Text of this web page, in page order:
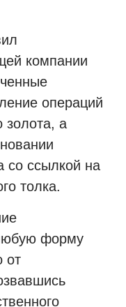
компании
операций
золота, а
со ссылкой на
толка.
форму
от